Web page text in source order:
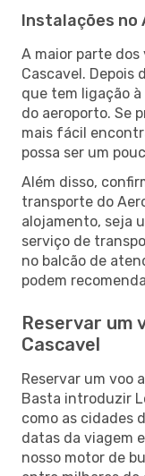
Instalações no
A maior parte dos
Cascavel. Depois
que tem ligação
do aeroporto. Se
mais fácil
possa ser um
Além disso,
transporte do
alojamento, seja
serviço de
no balcão de
podem
Reservar um
Cascavel
Reservar um voo
Basta introduzir
como as cidades
datas da viagem
nosso motor de